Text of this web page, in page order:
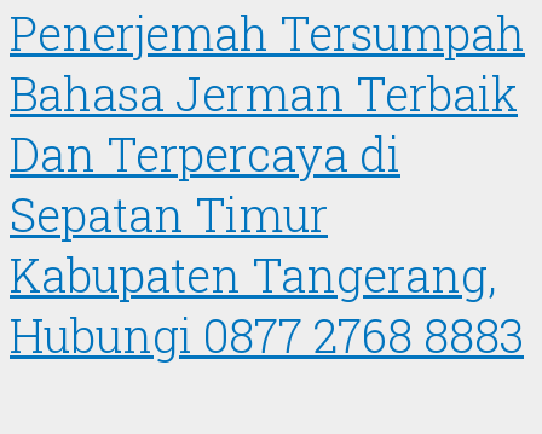
Penerjemah Tersumpah
Bahasa Jerman Terbaik
Dan Terpercaya di
Sepatan Timur
Kabupaten Tangerang,
Hubungi 0877 2768 8883